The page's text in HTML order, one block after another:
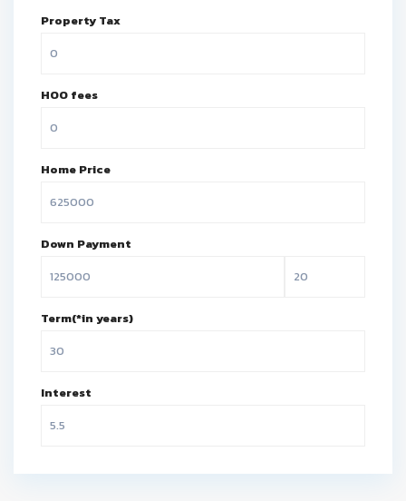
Property Tax
HOO fees
Home Price
Down Payment
Term(*in years)
Interest